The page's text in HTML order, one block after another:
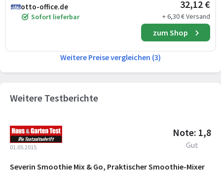
otto-office.de
Sofort lieferbar
32,12 €
+ 6,30 € Versand
zum Shop
Weitere Preise vergleichen (3)
Weitere Testberichte
01.05.2015
Note: 1,8
Gut
Severin Smoothie Mix & Go, Praktischer Smoothie-Mixer